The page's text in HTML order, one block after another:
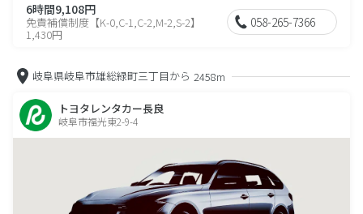
6時間9,108円
免責補償制度【K-0,C-1,C-2,M-2,S-2】
1,430円
058-265-7366
岐阜県岐阜市雄総緑町三丁目から 2458m
トヨタレンタカー長良
岐阜市福光東2-9-4